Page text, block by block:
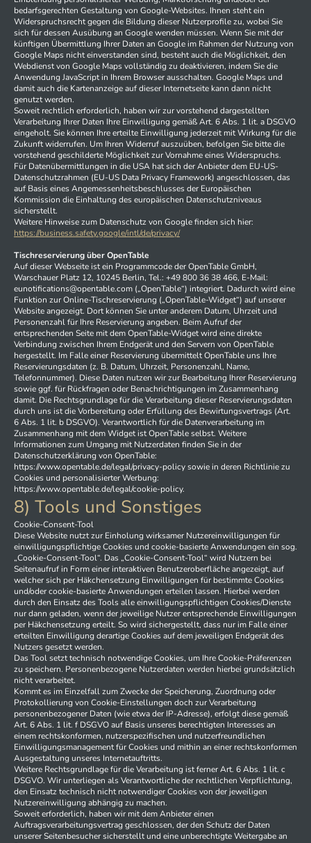
bedarfsgerechten Gestaltung von Google-Websites. Ihnen steht ein
Widerspruchsrecht gegen die Bildung dieser Nutzerprofile zu, wobei Sie
sich für dessen Ausübung an Google wenden müssen. Wenn Sie mit der
künftigen Übermittlung Ihrer Daten an Google im Rahmen der Nutzung von
Google Maps nicht einverstanden sind, besteht auch die Möglichkeit, den
Webdienst von Google Maps vollständig zu deaktivieren, indem Sie die
Anwendung JavaScript in Ihrem Browser ausschalten. Google Maps und
damit auch die Kartenanzeige auf dieser Internetseite kann dann nicht
genutzt werden.
Soweit rechtlich erforderlich, haben wir zur vorstehend dargestellten
Verarbeitung Ihrer Daten Ihre Einwilligung gemäß Art. 6 Abs. 1 lit. a DSGVO
eingeholt. Sie können Ihre erteilte Einwilligung jederzeit mit Wirkung für die
Zukunft widerrufen. Um Ihren Widerruf auszuüben, befolgen Sie bitte die
vorstehend geschilderte Möglichkeit zur Vornahme eines Widerspruchs.
Für Datenübermittlungen in die USA hat sich der Anbieter dem EU-US-
Datenschutzrahmen (EU-US Data Privacy Framework) angeschlossen, das
auf Basis eines Angemessenheitsbeschlusses der Europäischen
Kommission die Einhaltung des europäischen Datenschutzniveaus
sicherstellt.
Weitere Hinweise zum Datenschutz von Google finden sich hier:
https://business.safety.google/intl/de/privacy/
Tischreservierung über OpenTable
Auf dieser Webseite ist ein Programmcode der OpenTable GmbH,
Warschauer Platz 12, 10245 Berlin, Tel.: +49 800 36 38 466, E-Mail:
eunotifications@opentable.com („OpenTable“) integriert. Dadurch wird eine
Funktion zur Online-Tischreservierung („OpenTable-Widget“) auf unserer
Website angezeigt. Dort können Sie unter anderem Datum, Uhrzeit und
Personenzahl für Ihre Reservierung angeben. Beim Aufruf der
entsprechenden Seite mit dem OpenTable-Widget wird eine direkte
Verbindung zwischen Ihrem Endgerät und den Servern von OpenTable
hergestellt. Im Falle einer Reservierung übermittelt OpenTable uns Ihre
Reservierungsdaten (z. B. Datum, Uhrzeit, Personenzahl, Name,
Telefonnummer). Diese Daten nutzen wir zur Bearbeitung Ihrer Reservierung
sowie ggf. für Rückfragen oder Benachrichtigungen im Zusammenhang
damit. Die Rechtsgrundlage für die Verarbeitung dieser Reservierungsdaten
durch uns ist die Vorbereitung oder Erfüllung des Bewirtungsvertrags (Art.
6 Abs. 1 lit. b DSGVO). Verantwortlich für die Datenverarbeitung im
Zusammenhang mit dem Widget ist OpenTable selbst. Weitere
Informationen zum Umgang mit Nutzerdaten finden Sie in der
Datenschutzerklärung von OpenTable:
https://www.opentable.de/legal/privacy-policy sowie in deren Richtlinie zu
Cookies und personalisierter Werbung:
https://www.opentable.de/legal/cookie-policy.
8) Tools und Sonstiges
Cookie-Consent-Tool
Diese Website nutzt zur Einholung wirksamer Nutzereinwilligungen für
einwilligungspflichtige Cookies und cookie-basierte Anwendungen ein sog.
„Cookie-Consent-Tool“. Das „Cookie-Consent-Tool“ wird Nutzern bei
Seitenaufruf in Form einer interaktiven Benutzeroberfläche angezeigt, auf
welcher sich per Häkchensetzung Einwilligungen für bestimmte Cookies
und/oder cookie-basierte Anwendungen erteilen lassen. Hierbei werden
durch den Einsatz des Tools alle einwilligungspflichtigen Cookies/Dienste
nur dann geladen, wenn der jeweilige Nutzer entsprechende Einwilligungen
per Häkchensetzung erteilt. So wird sichergestellt, dass nur im Falle einer
erteilten Einwilligung derartige Cookies auf dem jeweiligen Endgerät des
Nutzers gesetzt werden.
Das Tool setzt technisch notwendige Cookies, um Ihre Cookie-Präferenzen
zu speichern. Personenbezogene Nutzerdaten werden hierbei grundsätzlich
nicht verarbeitet.
Kommt es im Einzelfall zum Zwecke der Speicherung, Zuordnung oder
Protokollierung von Cookie-Einstellungen doch zur Verarbeitung
personenbezogener Daten (wie etwa der IP-Adresse), erfolgt diese gemäß
Art. 6 Abs. 1 lit. f DSGVO auf Basis unseres berechtigten Interesses an
einem rechtskonformen, nutzerspezifischen und nutzerfreundlichen
Einwilligungsmanagement für Cookies und mithin an einer rechtskonformen
Ausgestaltung unseres Internetauftritts.
Weitere Rechtsgrundlage für die Verarbeitung ist ferner Art. 6 Abs. 1 lit. c
DSGVO. Wir unterliegen als Verantwortliche der rechtlichen Verpflichtung,
den Einsatz technisch nicht notwendiger Cookies von der jeweiligen
Nutzereinwilligung abhängig zu machen.
Soweit erforderlich, haben wir mit dem Anbieter einen
Auftragsverarbeitungsvertrag geschlossen, der den Schutz der Daten
unserer Seitenbesucher sicherstellt und eine unberechtigte Weitergabe an